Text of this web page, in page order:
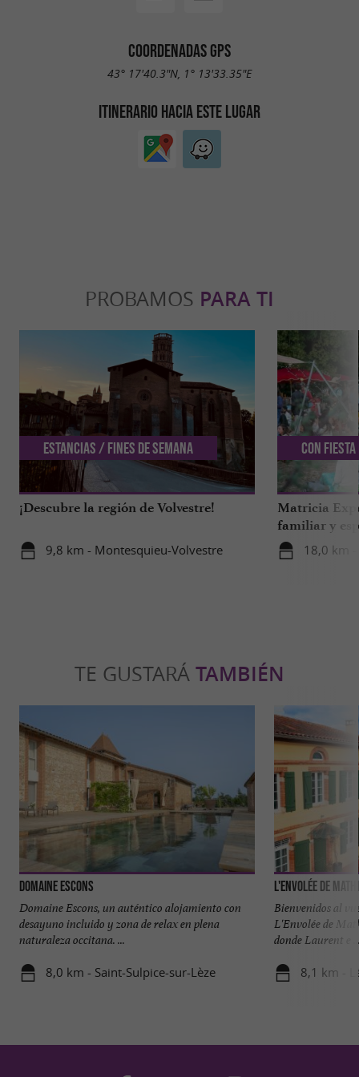
COORDENADAS GPS
43° 17'40.3"N, 1° 13'33.35"E
ITINERARIO HACIA ESTE LUGAR
PROBAMOS PARA TI
¡Descubre la región de Volvestre!
9,8 km - Montesquieu-Volvestre
Estancias / Fines de semana
Matricia
familiar y
bosque de
18,0 km
Con Fiesta
TE GUSTARÁ TAMBIÉN
Domaine Escons
Domaine Escons, un auténtico alojamiento con
desayuno incluido y zona de relax en plena
naturaleza occitana. ...
8,0 km - Saint-Sulpice-sur-Lèze
L'Envolée de
Bienvenidos al
L'Envolée de
donde Laurent e
8,1 km -